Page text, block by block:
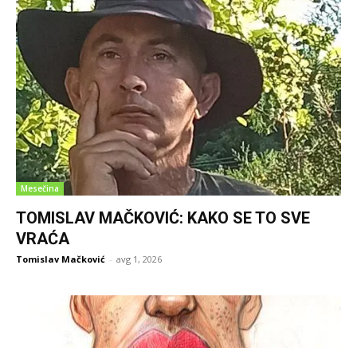
Mesečina
TOMISLAV MAČKOVIĆ: KAKO SE TO SVE
VRAĆA
Tomislav Mačković - avg 1, 2026